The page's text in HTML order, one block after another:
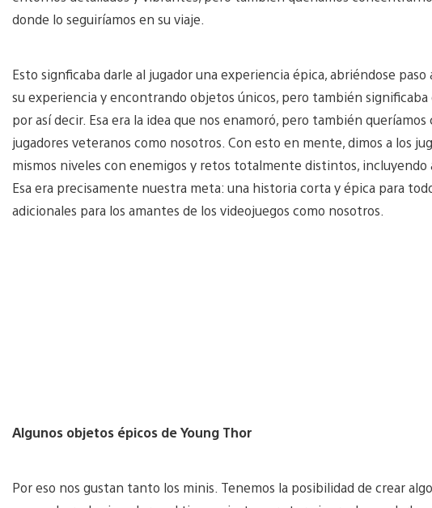
donde lo seguiríamos en su viaje.
Esto signficaba darle al jugador una experiencia épica, abriéndose
su experiencia y encontrando objetos únicos, pero también significaba
por así decir. Esa era la idea que nos enamoró, pero también
jugadores veteranos como nosotros. Con esto en mente, dimos a los
mismos niveles con enemigos y retos totalmente distintos, incluyendo
Esa era precisamente nuestra meta: una historia corta y épica para
adicionales para los amantes de los videojuegos como nosotros.
Algunos objetos épicos de Young Thor
Por eso nos gustan tanto los minis. Tenemos la posibilidad de crear